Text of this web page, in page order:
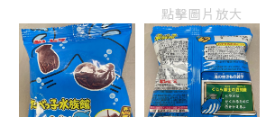
點擊圖片放大